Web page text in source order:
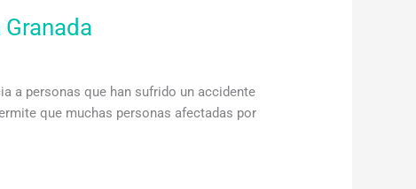
a personas que han sufrido un accidente
que muchas personas afectadas por